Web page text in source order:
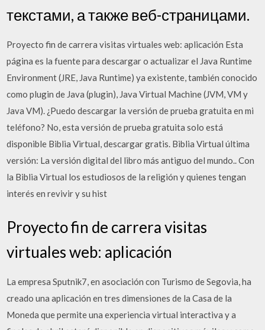
текстами, а также веб-страницами.
Proyecto fin de carrera visitas virtuales web: aplicación Esta
página es la fuente para descargar o actualizar el Java Runtime
Environment (JRE, Java Runtime) ya existente, también conocido
como plugin de Java (plugin), Java Virtual Machine (JVM, VM y
Java VM). ¿Puedo descargar la versión de prueba gratuita en mi
teléfono? No, esta versión de prueba gratuita solo está
disponible Biblia Virtual, descargar gratis. Biblia Virtual última
versión: La versión digital del libro más antiguo del mundo.. Con
la Biblia Virtual los estudiosos de la religión y quienes tengan
interés en revivir y su hist
Proyecto fin de carrera visitas
virtuales web: aplicación
La empresa Sputnik7, en asociación con Turismo de Segovia, ha
creado una aplicación en tres dimensiones de la Casa de la
Moneda que permite una experiencia virtual interactiva y a